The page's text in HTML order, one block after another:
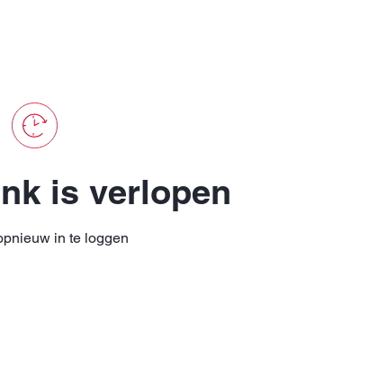
is verlopen
in te loggen